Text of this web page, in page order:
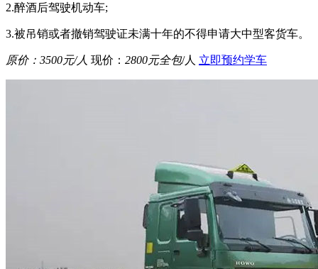
2.醉酒后驾驶机动车;
3.被吊销或者撤销驾驶证未满十年的不得申请大中型客货车。
原价： 3500元/人 现价： 2800元全包/人 立即预约学车